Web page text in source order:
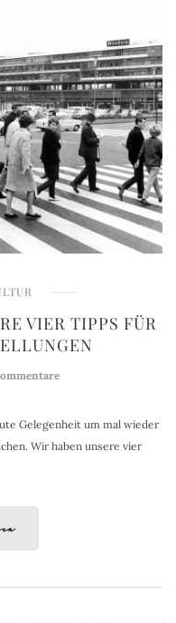
VIER TIPPS FÜR
Gelegenheit um mal wieder
Wir haben unsere vier